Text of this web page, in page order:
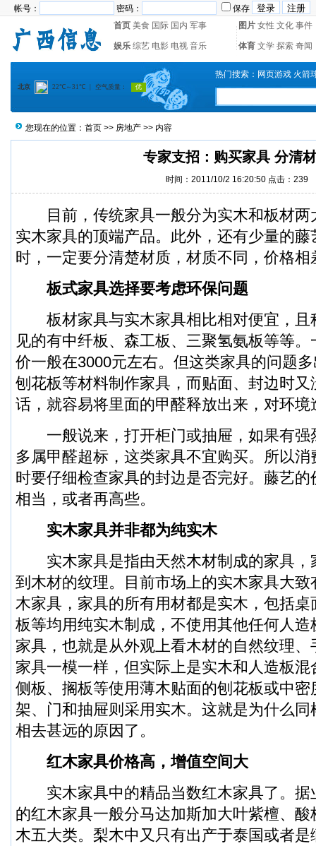
帐号： 密码：
保存
首页 美食 国际 国内 军事 图片 女性 文化 事件
娱乐 综艺 电影 电视 音乐 体育 文学 探索 奇闻
热门搜索： 网页游戏 火箭
您现在的位置： 首页 >> 房地产 >> 内容
专家支招：购买家具 分清
时间：2011/10/2 16:20:50 点击： 239
目前，传统家具一般分为实木和板材两
实木家具的顶端产品。此外，还有少量的
时，一定要分清楚材质，材质不同，价格相
板式家具选择要考虑环保问题
板材家具与实木家具相比相对便宜，且
见的有中纤板、森工板、三聚氢氨板等等
价一般在3000元左右。但这类家具的问题
刨花板等材料制作家具，而贴面、封边时
话，就容易将里面的甲醛释放出来，对环境
一般说来，打开柜门或抽屉，如果有强
多属甲醛超标，这类家具不宜购买。所以
时要仔细检查家具的封边是否完好。藤艺
相当，或者再高些。
实木家具并非都为纯实木
实木家具是指由天然木材制成的家具，
到木材的纹理。目前市场上的实木家具大
木家具，家具的所有用材都是实木，包括
板等均用纯实木制成，不使用其他任何人
家具，也就是从外观上看木材的自然纹理
家具一模一样，但实际上是实木和人造板
侧板、搁板等使用薄木贴面的刨花板或中
架、门和抽屉则采用实木。这就是为什么
相去甚远的原因了。
红木家具价格高，增值空间大
实木家具中的精品当数红木家具了。据
的红木家具一般分马达加斯加大叶紫檀、
木五大类。梨木中又只有出产于泰国或者